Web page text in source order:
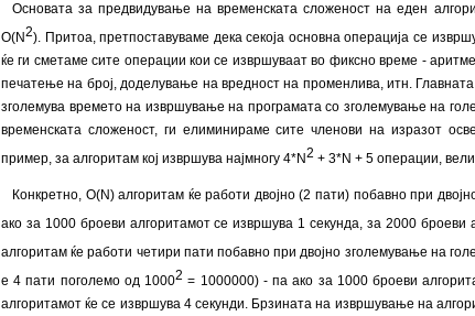
Основата за предвидување на временската сложеност на еден
O(N2). Притоа, претпоставуваме дека секоја основна операција се
ќе ги сметаме сите операции кои се извршуваат во фиксно време -
печатење на број, доделување на вредност на променлива, итн.
зголемува времето на извршување на програмата со зголемување на
временската сложеност, ги елиминираме сите членови на изразот
пример, за алгоритам кој извршува најмногу 4*N2 + 3*N + 5 операции,
Конкретно, O(N) алгоритам ќе работи двојно (2 пати) побавно при
ако за 1000 броеви алгоритамот се извршува 1 секунда, за 2000 броеви
алгоритам ќе работи четири пати побавно при двојно зголемување на
е 4 пати поголемо од 10002 = 1000000) - па ако за 1000 броеви
алгоритамот ќе се извршува 4 секунди. Брзината на извршување на